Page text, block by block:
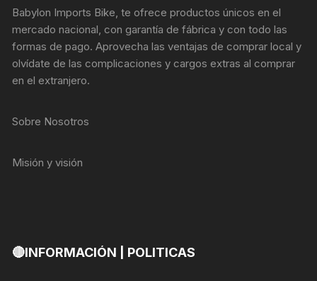
Babylon Imports Bike, te ofrece productos únicos en el
mercado nacional, con garantía de fábrica y con todo las
formas de pago. Aprovecha las ventajas de comprar local y
olvídate de las complicaciones y cargos extras al comprar
en el extranjero.
Sobre Nosotros
Misión y visión
🔴INFORMACIÓN | POLITICAS